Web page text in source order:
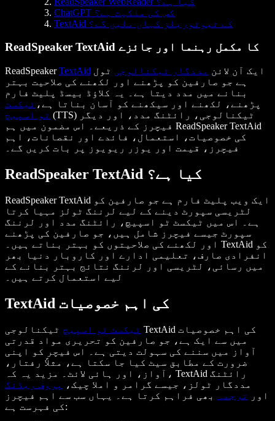
ChatGPT کس کی ملکیت ہے؟
TextAid کے ٹیوٹوریلز کہاں ملیں گے؟
ReadSpeaker TextAid کا مکمل رہنما اور جائزے
ReadSpeakerTextAid ایک آن لائن مددگار ٹیکنالوجی ٹول
ہے جو صارفین کو پڑھنے اور لکھنے کی صلاحیت بہتر
بنانے میں مدد دیتا ہے۔ یہ کلاؤڈ بیسڈ پلیٹ فارم
پڑھنے، لکھنے اور سیکھنے کو آسان بناتا ہے، ٹیکسٹ
ٹو اسپیچ (TTS) ٹیکنالوجی، رائٹنگ مدد، اور دیگر
فیچرز کے ذریعے۔ اس مضمون میں ہم ReadSpeaker TextAid
کی خصوصیات، استعمال، فائدے اور نقصانات، اہم
فیچرز، قیمت اور یوزر ریویوز پر بات کریں گے۔
ReadSpeaker TextAid کیا ہے؟
ReadSpeaker TextAid ایک ویب پلیٹ فارم ہے جو صارفین کو
لٹریسی سپورٹ دینے کے لیے لرننگ ٹولز مہیا کرتا
ہے۔ اس میں ٹیکسٹ ٹو اسپیچ، رائٹنگ مدد اور لرننگ
سپورٹ جیسے فیچرز شامل ہیں، جو صارفین کی پڑھنے
اور لکھنے کی صلاحیتوں کو بہتر بناتے ہیں۔ TextAid کو
انفرادی صارف، تعلیمی ادارے اور کاروبار دنیا بھر
میں رسائی، لٹریسی اور لرننگ نتائج بہتر بنانے کے
لیے استعمال کرتے ہیں۔
TextAid کی اہم خصوصیات
ٹیکسٹ ٹو اسپیچ ٹیکنالوجی TextAid کی اہم خصوصیات
میں سے ایک ہے، جو صارفین کو تحریری مواد قدرتی
آواز میں سننے کی سہولت دیتی ہے۔ اس فیچر کو اپنی
ضرورت کے مطابق سیٹ کیا جا سکتا ہے، مثلاً رفتار،
آواز، اور ہائی لائٹ۔ مزید یہ کہ، TextAid رائٹنگ
مددگار ٹولز، جیسے گرامر و املا چیک،
پروف ریڈنگ
اور
ترجمہ
بھی فراہم کرتا ہے۔ یہاں سب سے اہم فیچرز
کی فہرست ہے: